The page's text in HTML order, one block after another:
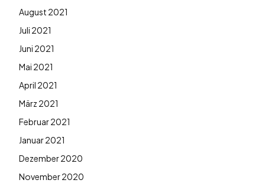
August 2021
Juli 2021
Juni 2021
Mai 2021
April 2021
März 2021
Februar 2021
Januar 2021
Dezember 2020
November 2020